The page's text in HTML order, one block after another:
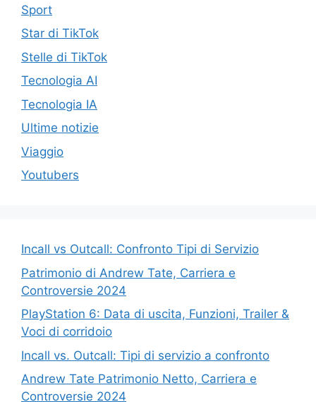
Sport
Star di TikTok
Stelle di TikTok
Tecnologia AI
Tecnologia IA
Ultime notizie
Viaggio
Youtubers
Incall vs Outcall: Confronto Tipi di Servizio
Patrimonio di Andrew Tate, Carriera e
Controversie 2024
PlayStation 6: Data di uscita, Funzioni, Trailer &
Voci di corridoio
Incall vs. Outcall: Tipi di servizio a confronto
Andrew Tate Patrimonio Netto, Carriera e
Controversie 2024